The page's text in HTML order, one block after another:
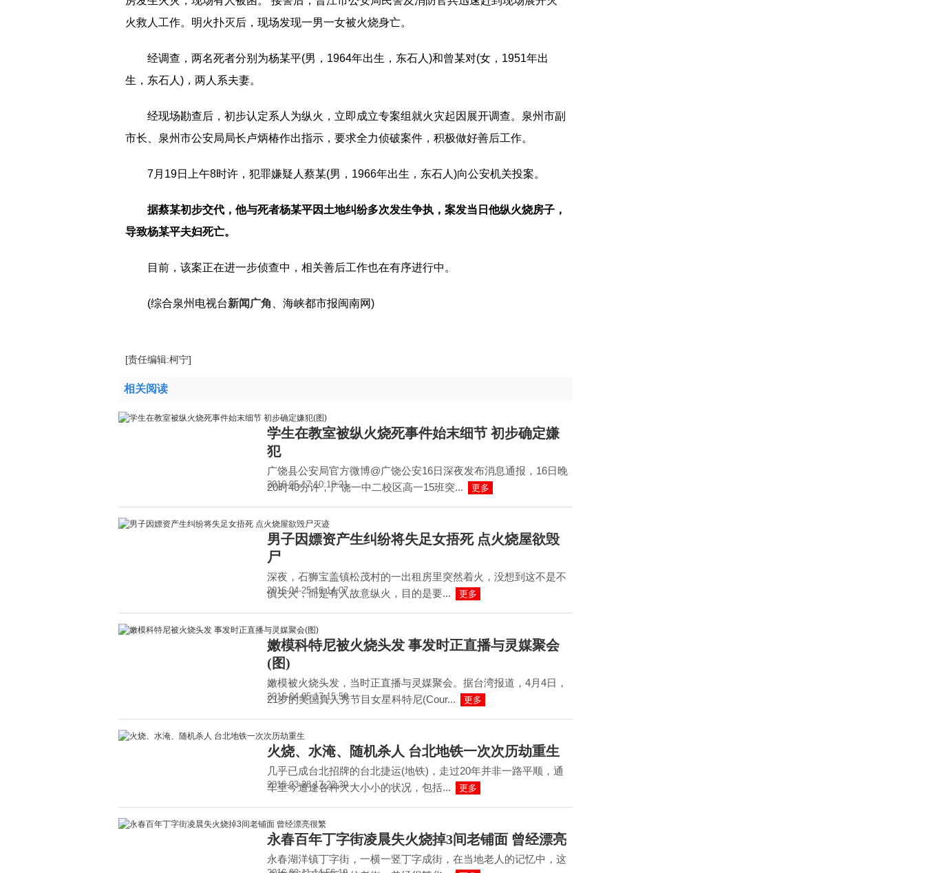
火救人工作。明火扑灭后，现场发现一男一女被火烧身亡。
经调查，两名死者分别为杨某平(男，1964年出生，东石人)和曾某对(女，1951年出
生，东石人)，两人系夫妻。
经现场勘查后，初步认定系人为纵火，立即成立专案组就火灾起因展开调查。泉州市副
市长、泉州市公安局局长卢炳椿作出指示，要求全力侦破案件，积极做好善后工作。
7月19日上午8时许，犯罪嫌疑人蔡某(男，1966年出生，东石人)向公安机关投案。
据蔡某初步交代，他与死者杨某平因土地纠纷多次发生争执，案发当日他纵火烧房子，
导致杨某平夫妇死亡。
目前，该案正在进一步侦查中，相关善后工作也在有序进行中。
(综合泉州电视台新闻广角 、海峡都市报闽南网)
[责任编辑:柯宁]
相关阅读
学生在教室被纵火烧死事件始末细节 初步确定嫌
犯
广饶县公安局官方微博@广饶公安16日深夜发布消息通报，16日晚
20时40分许，广饶一中二校区高一15班突...
更多
2016-05-17 10:16:21
男子因嫖资产生纠纷将失足女捂死 点火烧屋欲毁
尸
深夜，石狮宝盖镇松茂村的一出租房里突然着火，没想到这不是不
慎失火，而是有人故意纵火，目的是要...
更多
2016-04-25 16:14:07
嫩模科特尼被火烧头发 事发时正直播与灵媒聚会
(图)
嫩模被火烧头发，当时正直播与灵媒聚会。据台湾报道，4月4日，
21岁的美国真人秀节目女星科特尼(Cour...
更多
2016-04-05 17:15:50
火烧、水淹、随机杀人 台北地铁一次次历劫重生
几乎已成台北招牌的台北捷运(地铁)，走过20年并非一路平顺，通
车至今遭逢各种大大小小的状况，包括...
更多
2016-03-28 17:22:39
永春百年丁字街凌晨失火烧掉3间老铺面 曾经漂亮
永春湖洋镇丁字街，一横一竖丁字成街，在当地老人的记忆中，这